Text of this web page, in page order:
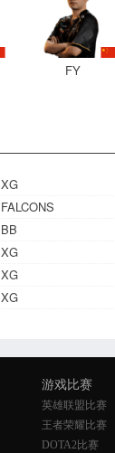
FY
XG
FALCONS
BB
XG
XG
XG
游戏比赛
英雄联盟比赛
王者荣耀比赛
DOTA2比赛